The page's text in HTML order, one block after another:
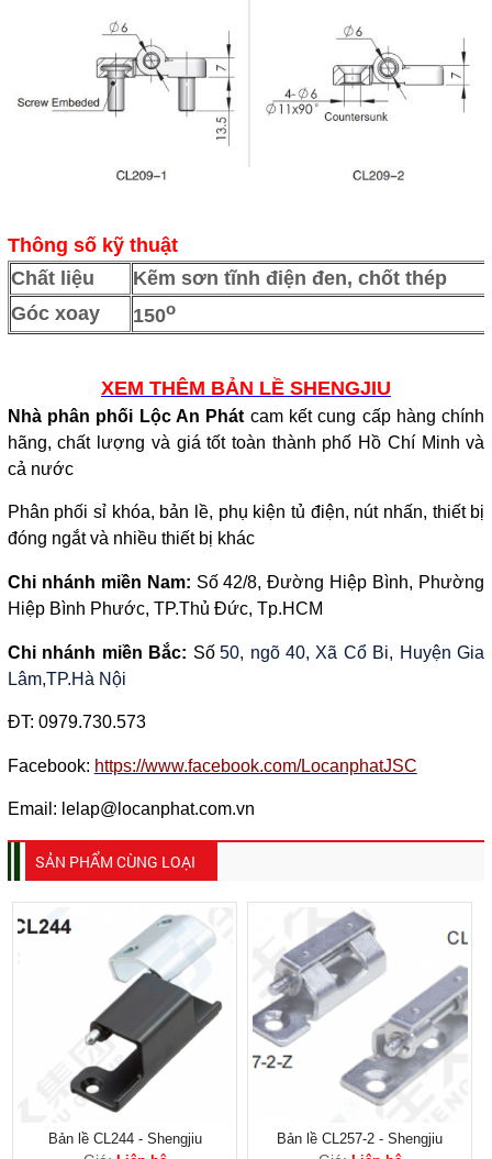
Thông số kỹ thuật
Chất liệu
Kẽm sơn tĩnh điện đen, chốt thép
Góc xoay
150o
XEM THÊM BẢN LỀ SHENGJIU
Nhà phân phối Lộc An Phát cam kết cung cấp hàng chính
hãng, chất lượng và giá tốt toàn thành phố Hồ Chí Minh và
cả nước
Phân phối sỉ khóa, bản lề, phụ kiện tủ điện, nút nhấn, thiết bị
đóng ngắt và nhiều thiết bị khác
Chi nhánh miền Nam: Số 42/8, Đường Hiệp Bình, Phường
Hiệp Bình Phước, TP.Thủ Đức, Tp.HCM
Chi nhánh miền Bắc: Số 50, ngõ 40, Xã Cổ Bi, Huyện Gia
Lâm,TP.Hà Nội
ĐT: 0979.730.573
Facebook: https://www.facebook.com/LocanphatJSC
Email: lelap@locanphat.com.vn
SẢN PHẨM CÙNG LOẠI
Bản lề CL244 - Shengjiu Bản lề CL257-2 - Shengjiu